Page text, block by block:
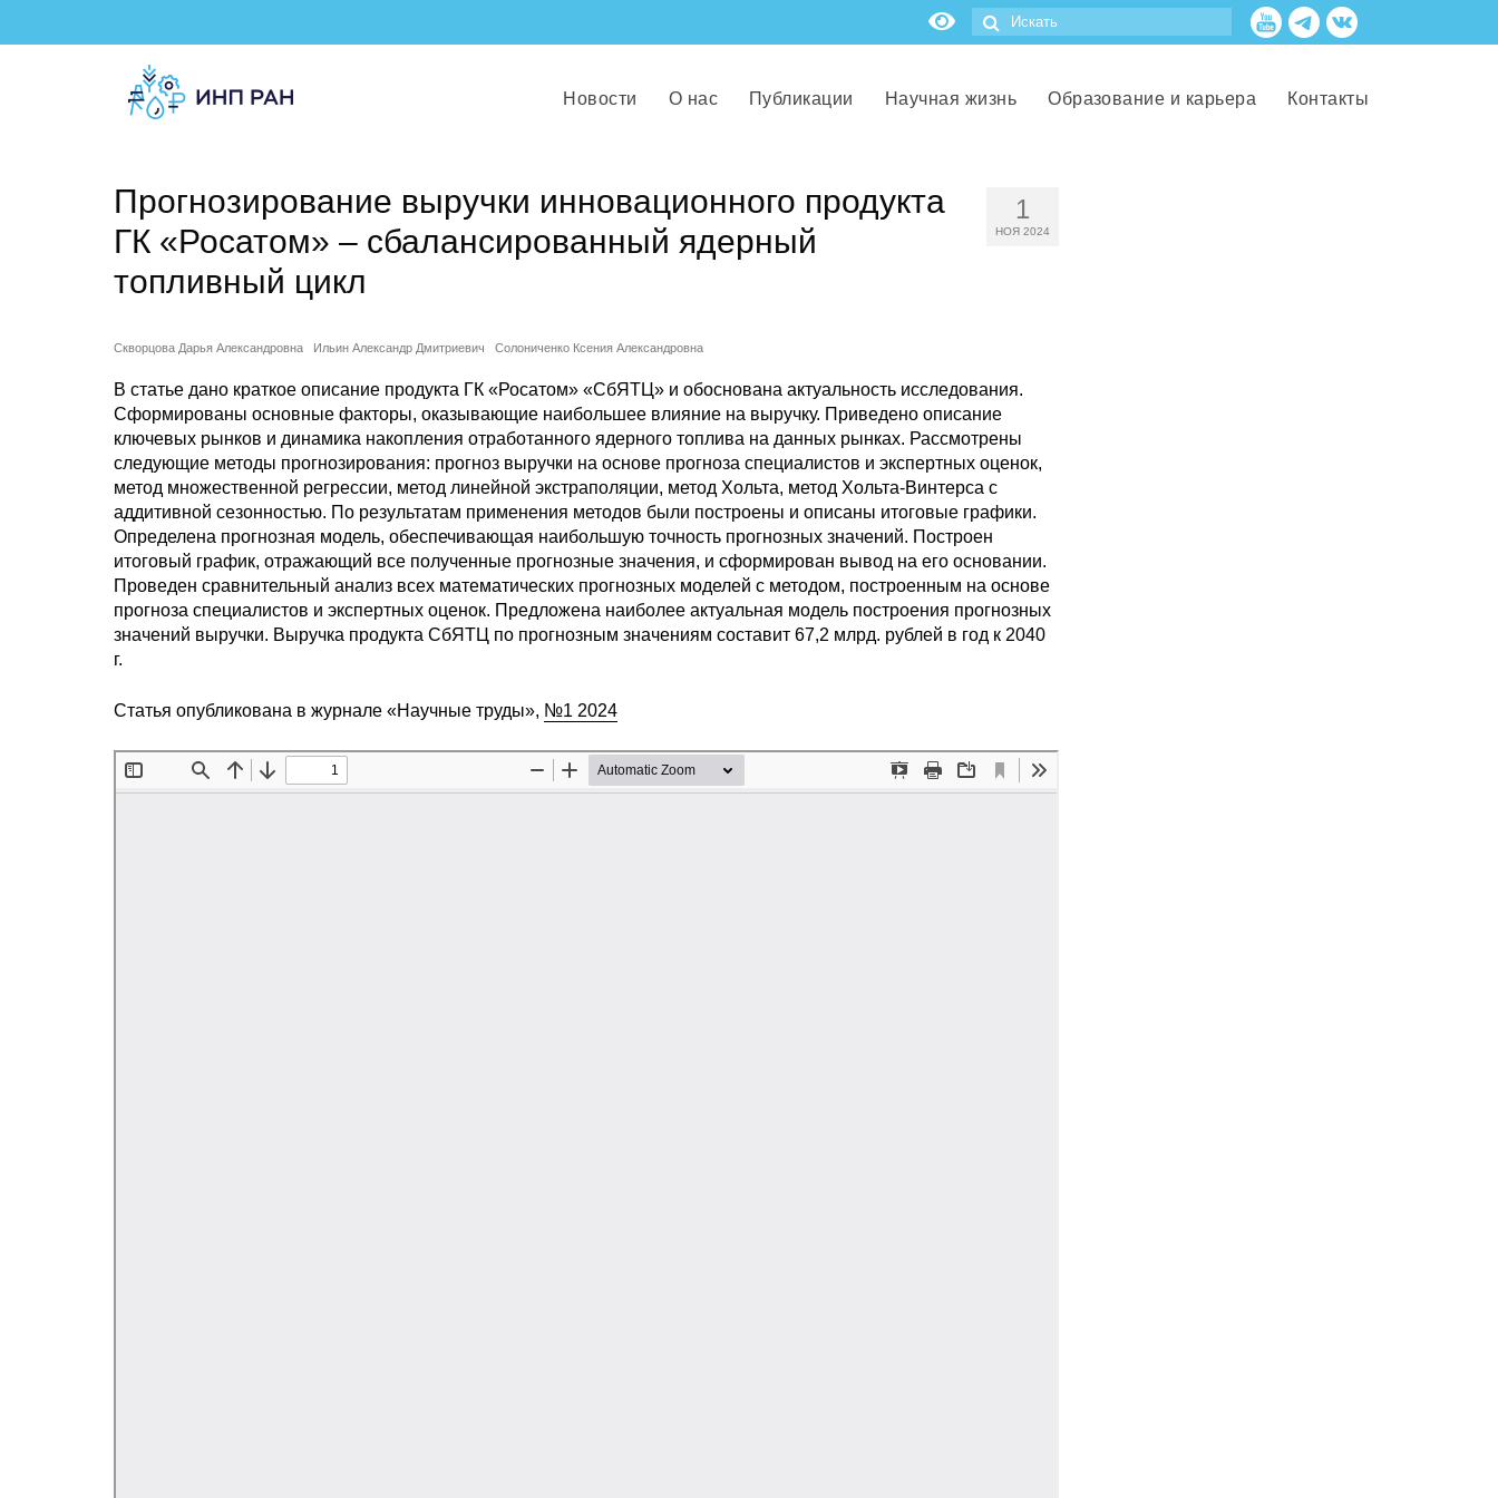
Новости О нас Публикации Научная жизнь Образование и карьера Контакты
1
НОЯ 2024
Прогнозирование выручки инновационного продукта
ГК «Росатом» – сбалансированный ядерный
топливный цикл
Скворцова Дарья Александровна Ильин Александр Дмитриевич Солониченко Ксения Александровна
В статье дано краткое описание продукта ГК «Росатом» «СбЯТЦ» и обоснована актуальность исследования.
Сформированы основные факторы, оказывающие наибольшее влияние на выручку. Приведено описание
ключевых рынков и динамика накопления отработанного ядерного топлива на данных рынках. Рассмотрены
следующие методы прогнозирования: прогноз выручки на основе прогноза специалистов и экспертных оценок,
метод множественной регрессии, метод линейной экстраполяции, метод Хольта, метод Хольта-Винтерса с
аддитивной сезонностью. По результатам применения методов были построены и описаны итоговые графики.
Определена прогнозная модель, обеспечивающая наибольшую точность прогнозных значений. Построен
итоговый график, отражающий все полученные прогнозные значения, и сформирован вывод на его основании.
Проведен сравнительный анализ всех математических прогнозных моделей с методом, построенным на основе
прогноза специалистов и экспертных оценок. Предложена наиболее актуальная модель построения прогнозных
значений выручки. Выручка продукта СбЯТЦ по прогнозным значениям составит 67,2 млрд. рублей в год к 2040
г.
Статья опубликована в журнале «Научные труды», №1 2024